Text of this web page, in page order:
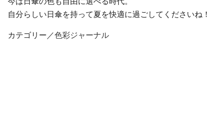
自分らしい日傘を持って夏を快適に過ごしてくださいね！
カテゴリー／色彩ジャーナル